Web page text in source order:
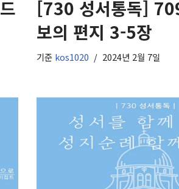
[730 성서통독]
보의 편지 3-5장
기준 kos1020 2024년 2월 7일